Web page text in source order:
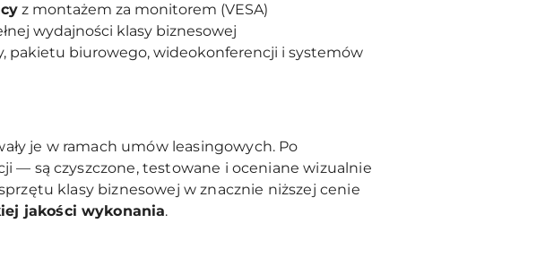
z montażem za monitorem (VESA)
wydajności klasy biznesowej
pakietu biurowego, wideokonferencji i systemów
je w ramach umów leasingowych. Po
— są czyszczone, testowane i oceniane wizualnie
klasy biznesowej w znacznie niższej cenie
jakości wykonania.